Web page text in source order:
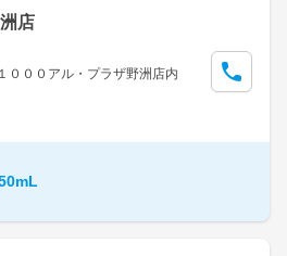
店
０００アル・プラザ野洲店内